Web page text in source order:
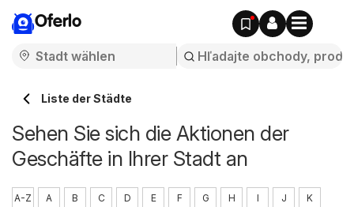
Oferlo
Liste der Städte
Sehen Sie sich die Aktionen der
Geschäfte in Ihrer Stadt an
A-Z A B C D E F G H I J K